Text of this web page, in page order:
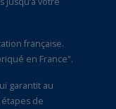
française.
en France".
garantit au
de